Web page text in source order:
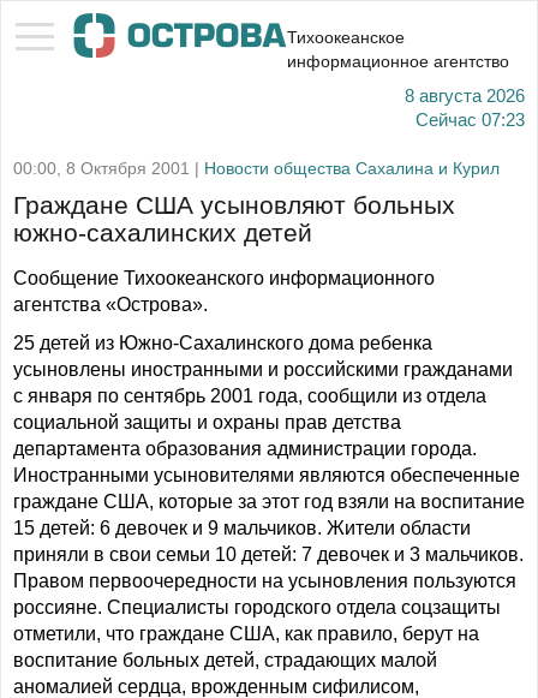
Тихоокеанское
информационное агентство
8 августа 2026
Сейчас 07:23
00:00, 8 Октября 2001 | Новости общества Сахалина и Курил
Граждане США усыновляют больных
южно-сахалинских детей
Сообщение Тихоокеанского информационного
агентства «Острова».
25 детей из Южно-Сахалинского дома ребенка
усыновлены иностранными и российскими гражданами
с января по сентябрь 2001 года, сообщили из отдела
социальной защиты и охраны прав детства
департамента образования администрации города.
Иностранными усыновителями являются обеспеченные
граждане США, которые за этот год взяли на воспитание
15 детей: 6 девочек и 9 мальчиков. Жители области
приняли в свои семьи 10 детей: 7 девочек и 3 мальчиков.
Правом первоочередности на усыновления пользуются
россияне. Специалисты городского отдела соцзащиты
отметили, что граждане США, как правило, берут на
воспитание больных детей, страдающих малой
аномалией сердца, врожденным сифилисом,